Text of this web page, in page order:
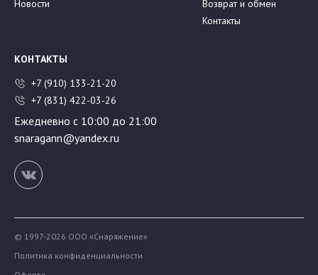
Новости
Возврат и обмен
Контакты
КОНТАКТЫ
+7 (910) 133-21-20
+7 (831) 422-03-26
Ежедневно с 10:00 до 21:00
snaragann@yandex.ru
© 1997-2026 ООО «Снаряжение»
Политика конфиденциальности